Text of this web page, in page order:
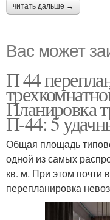
читать дальше →
Вас может
П 44
Планировка
П-44: 5
Общая площадь
одной из самых
кв. м. При этом почти
перепланировка